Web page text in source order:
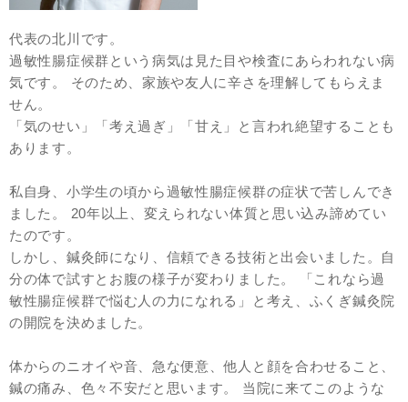
代表の北川です。
過敏性腸症候群という病気は見た目や検査にあらわれない病
気です。 そのため、家族や友人に辛さを理解してもらえま
せん。
「気のせい」「考え過ぎ」「甘え」と言われ絶望することも
あります。
私自身、小学生の頃から過敏性腸症候群の症状で苦しんでき
ました。 20年以上、変えられない体質と思い込み諦めてい
たのです。
しかし、鍼灸師になり、信頼できる技術と出会いました。自
分の体で試すとお腹の様子が変わりました。 「これなら過
敏性腸症候群で悩む人の力になれる」と考え、ふくぎ鍼灸院
の開院を決めました。
体からのニオイや音、急な便意、他人と顔を合わせること、
鍼の痛み、色々不安だと思います。 当院に来てこのような